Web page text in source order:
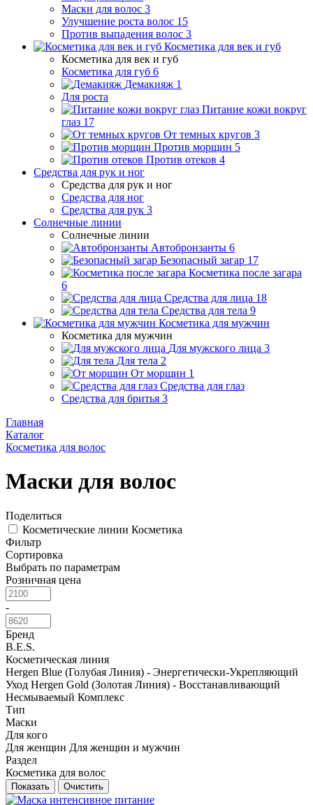
Маски для волос 3
Улучшение роста волос 15
Против выпадения волос 3
Косметика для век и губ
Косметика для век и губ
Косметика для губ 6
Демакияж 1
Для роста
Питание кожи вокруг
глаз 17
От темных кругов 3
Против морщин 5
Против отеков 4
Средства для рук и ног
Средства для рук и ног
Средства для ног
Средства для рук 3
Солнечные линии
Солнечные линии
Автобронзанты 6
Безопасный загар 17
Косметика после загара
6
Средства для лица 18
Средства для тела 9
Косметика для мужчин
Косметика для мужчин
Для мужского лица 3
Для тела 2
От морщин 1
Средства для глаз
Средства для бритья 3
Главная
Каталог
Косметика для волос
Маски для волос
Поделиться
Косметические линии Косметика
Фильтр
Сортировка
Выбрать по параметрам
Розничная цена
-
Бренд
B.E.S.
Косметическая линия
Hergen Bluе (Голубая Линия) - Энергетически-Укрепляющий
Уход Hergen Gold (Золотая Линия) - Восстанавливающий
Несмываемый Комплекс
Тип
Маски
Для кого
Для женщин Для женщин и мужчин
Раздел
Косметика для волос
Показать Очистить